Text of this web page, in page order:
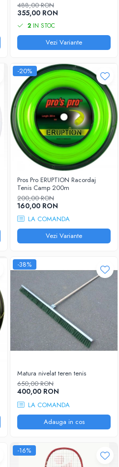
488,00 RON
355,00 RON
2 IN STOC
Vezi Variante
-20%
Pros Pro ERUPTION Racordaj
Tenis Camp 200m
200,00 RON
160,00 RON
LA COMANDA
Vezi Variante
-38%
Matura nivelat teren tenis
650,00 RON
400,00 RON
LA COMANDA
Adauga in cos
-16%